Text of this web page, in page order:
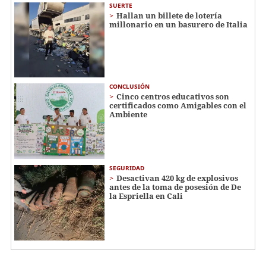
SUERTE
Hallan un billete de lotería
millonario en un basurero de Italia
CONCLUSIÓN
Cinco centros educativos son
certificados como Amigables con el
Ambiente
SEGURIDAD
Desactivan 420 kg de explosivos
antes de la toma de posesión de De
la Espriella en Cali